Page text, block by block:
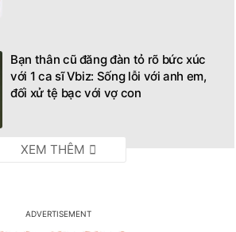
Bạn thân cũ đăng đàn tỏ rõ bức xúc
với 1 ca sĩ Vbiz: Sống lỗi với anh em,
đối xử tệ bạc với vợ con